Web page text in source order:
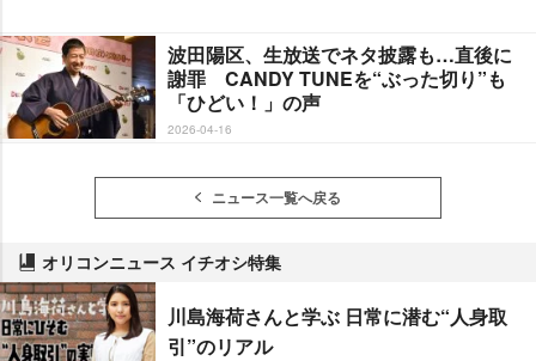
波田陽区、生放送でネタ披露も…直後に
謝罪 CANDY TUNEを“ぶった切り”も
「ひどい！」の声
2026-04-16
ニュース一覧へ戻る
オリコンニュース イチオシ特集
川島海荷さんと学ぶ 日常に潜む“人身取
引”のリアル